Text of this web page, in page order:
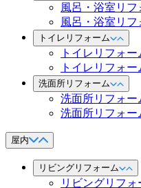
風呂・浴室リ
風呂・浴室リフ
トイレリフォーム
トイレリフォ
トイレリフォー
洗面所リフォーム
洗面所リフォー
洗面所リフォー
屋内
リビングリフォーム
リビングリフ